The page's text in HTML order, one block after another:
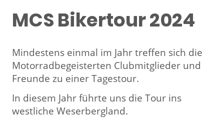
MCS Bikertour 2024
Mindestens einmal im Jahr treffen sich die
Motorradbegeisterten Clubmitglieder und
Freunde zu einer Tagestour.
In diesem Jahr führte uns die Tour ins
westliche Weserbergland.